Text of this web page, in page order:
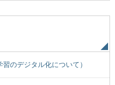
のデジタル化について）